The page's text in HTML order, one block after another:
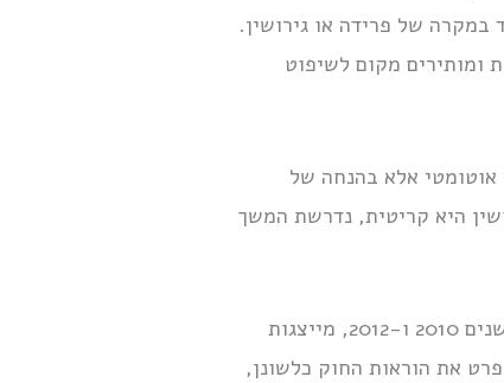
של פרידה או גירושין.
ומותירים מקום לשיפוט
אוטומטי אלא בהנחה של
היא קריטית, נדרשת המשך
ההוראות בחוק הכשרות המשפטית והאפוטרופסות הקשורות למסירת מידע הנוגע לילד, כפי שנקבעו בשנים 2010 ו-2012, מייצגות
את הוראות החוק כלשונן,